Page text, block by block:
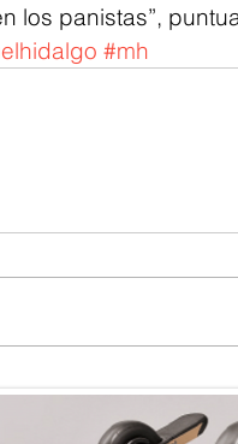
los panistas”,
#mh